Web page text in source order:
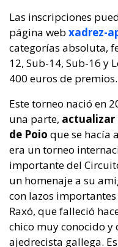
Las inscripciones
página web xadrez-
categorías absoluta,
12, Sub-14, Sub-16 y
400 euros de premios.
Este torneo nació en
una parte, actualizar
de Poio que se hacía
era un torneo
importante del
un homenaje a su
con lazos
Raxó, que falleció
chico muy conocido
ajedrecista gallega.